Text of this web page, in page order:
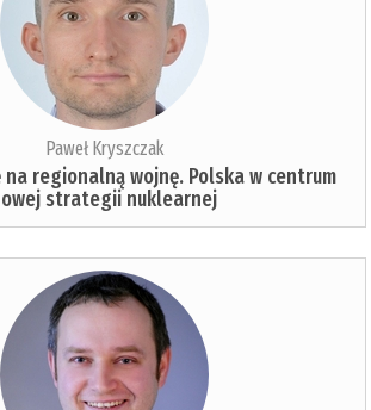
Paweł Kryszczak
na regionalną wojnę. Polska w centrum
strategii nuklearnej